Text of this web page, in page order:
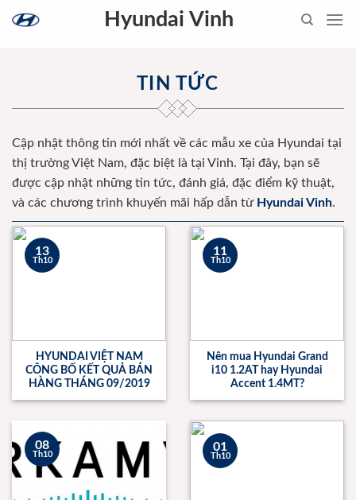
Hyundai Vinh
TIN TỨC
Cập nhật thông tin mới nhất về các mẫu xe của Hyundai tại
thị trường Việt Nam, đặc biệt là tại Vinh. Tại đây, bạn sẽ
được cập nhật những tin tức, đánh giá, đặc điểm kỹ thuật,
và các chương trình khuyến mãi hấp dẫn từ Hyundai Vinh.
HYUNDAI VIỆT NAM
CÔNG BỐ KẾT QUẢ BÁN
HÀNG THÁNG 09/2019
13
Th10
Nên mua Hyundai Grand
i10 1.2AT hay Hyundai
Accent 1.4MT?
11
Th10
08
Th10
01
Th10